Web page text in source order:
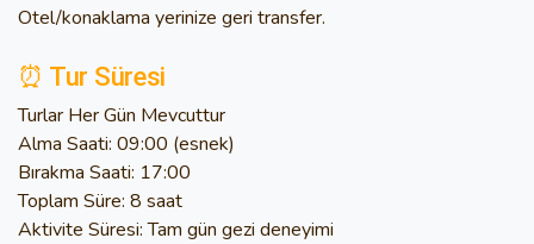
Otel/konaklama yerinize geri transfer.
⏰ Tur Süresi
Turlar Her Gün Mevcuttur
Alma Saati: 09:00 (esnek)
Bırakma Saati: 17:00
Toplam Süre: 8 saat
Aktivite Süresi: Tam gün gezi deneyimi